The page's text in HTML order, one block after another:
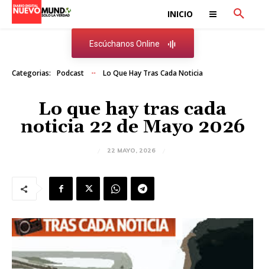
INICIO
Escúchanos Online
Categorias: Podcast Lo Que Hay Tras Cada Noticia
Lo que hay tras cada
noticia 22 de Mayo 2026
22 MAYO, 2026